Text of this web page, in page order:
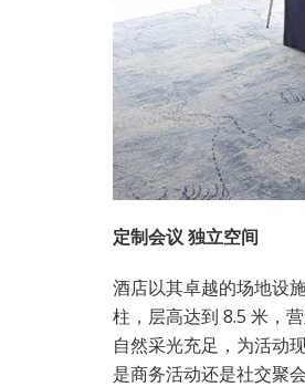
定制会议 独立空间
酒店以其卓越的场地设
柱，层高达到 8.5 米，
自然采光充足，为活动
是商务活动还是社交聚